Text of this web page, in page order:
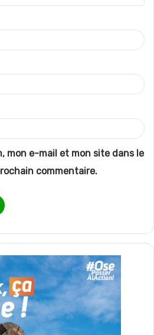
mon e-mail et mon site dans le
commentaire.